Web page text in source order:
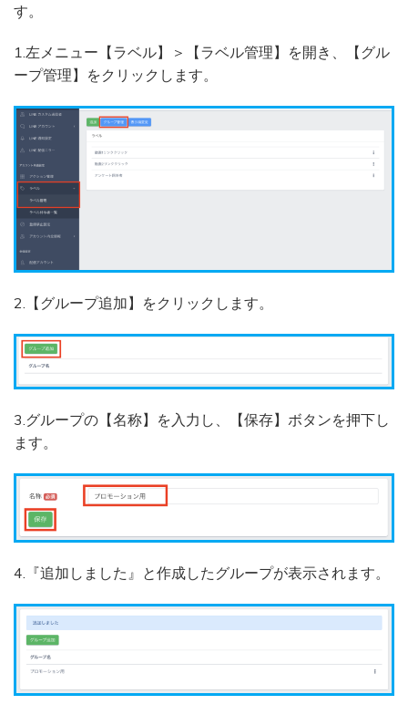
す。
1.左メニュー【ラベル】＞【ラベル管理】を開き、【グル
ープ管理】をクリックします。
2.【グループ追加】をクリックします。
3.グループの【名称】を入力し、【保存】ボタンを押下し
ます。
4.『追加しました』と作成したグループが表示されます。